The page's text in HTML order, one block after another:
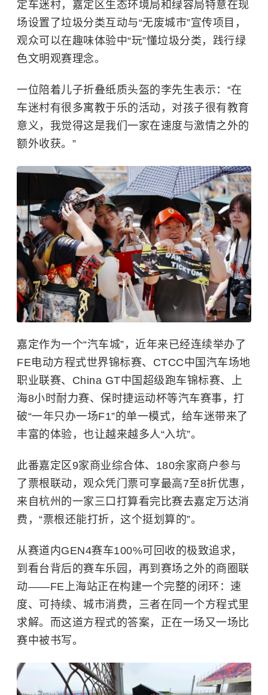
定车迷村，嘉定区生态环境局和绿容局特意在现
场设置了垃圾分类互动与“无废城市”宣传项目，
观众可以在趣味体验中“玩”懂垃圾分类，践行绿
色文明观赛理念。
一位陪着儿子折叠纸质头盔的李先生表示：“在
车迷村有很多寓教于乐的活动，对孩子很有教育
意义，我觉得这是我们一家在速度与激情之外的
额外收获。”
嘉定作为一个“汽车城”，近年来已经连续举办了
FE电动方程式世界锦标赛、CTCC中国汽车场地
职业联赛、China GT中国超级跑车锦标赛、上
海8小时耐力赛、保时捷运动杯等汽车赛事，打
破“一年只办一场F1”的单一模式，给车迷带来了
丰富的体验，也让越来越多人“入坑”。
此番嘉定区9家商业综合体、180余家商户参与
了票根联动，观众凭门票可享最高7至8折优惠，
来自杭州的一家三口打算看完比赛去嘉定万达消
费，“票根还能打折，这个挺划算的”。
从赛道内GEN4赛车100%可回收的极致追求，
到看台背后的赛车乐园，再到赛场之外的商圈联
动——FE上海站正在构建一个完整的闭环：速
度、可持续、城市消费，三者在同一个方程式里
求解。而这道方程式的答案，正在一场又一场比
赛中被书写。